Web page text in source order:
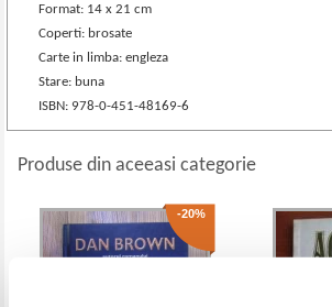
Format: 14 x 21 cm
Coperti: brosate
Carte in limba: engleza
Stare: buna
ISBN: 978-0-451-48169-6
Produse din aceeasi categorie
-20%